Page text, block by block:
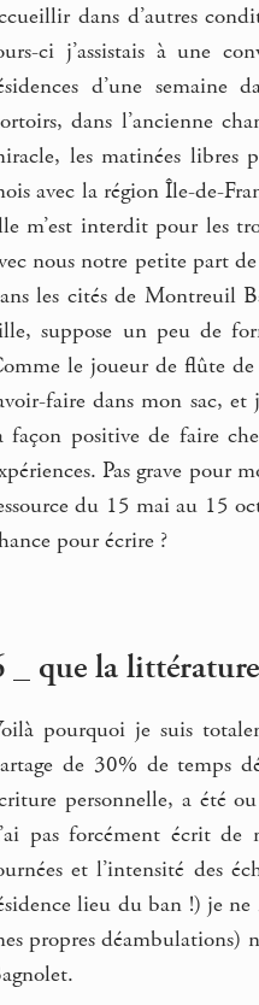
dans d’autres
ci j’assistais à une
d’une semaine
dans l’ancienne
les matinées libres
avec la région Île-de-
m’est interdit pour les
nous notre petite part
les cités de Montreuil
suppose un peu de
le joueur de flûte
faire dans mon sac,
façon positive de faire
Pas grave pour
du 15 mai au 15
pour écrire ?
_ que la
pourquoi je suis
de 30% de temps
personnelle, a été
pas forcément écrit
et l’intensité des
lieu du ban !) je ne
propres déambulations)